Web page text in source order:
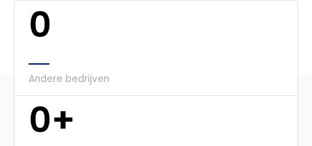
0
Andere bedrijven
0+